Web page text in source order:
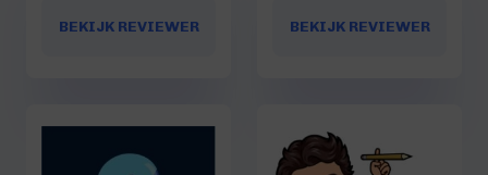
BEKIJK REVIEWER BEKIJK REVIEWER